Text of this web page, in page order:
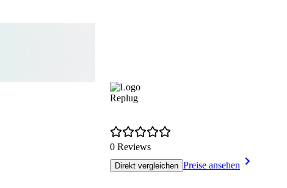
Replug
0 Reviews
Direkt vergleichen Preise ansehen